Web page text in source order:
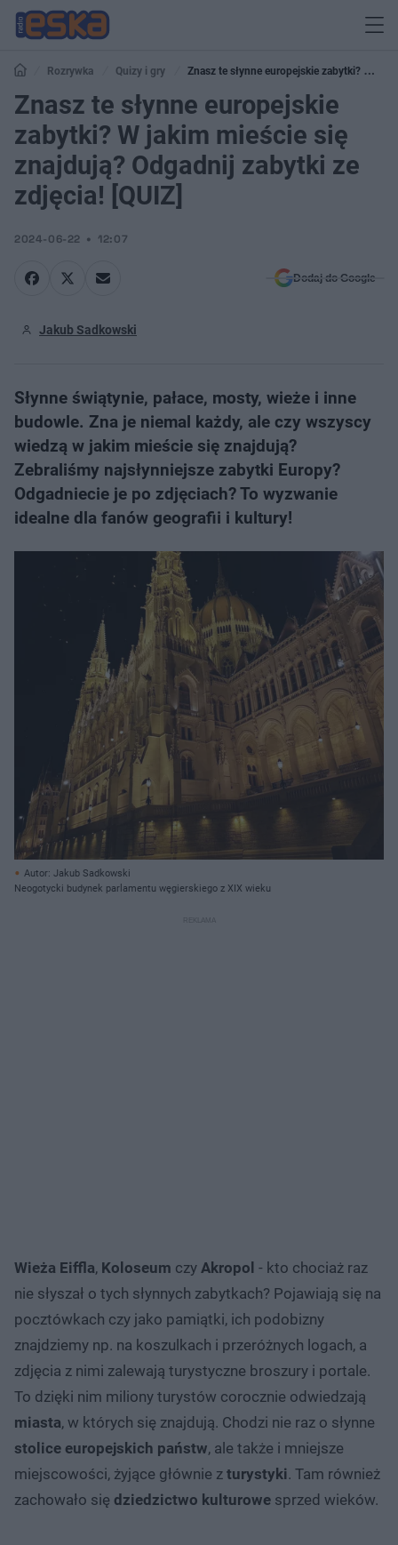
Rozrywka Quizy i gry
Znasz te słynne europejskie zabytki? W
jakim mieście się znajdują? Odgadnij zabytki ze zdjęcia! [QUIZ]
Znasz te słynne europejskie
zabytki? W jakim mieście się
znajdują? Odgadnij zabytki ze
zdjęcia! [QUIZ]
2024-06-22 12:07
Dodaj do Google
Jakub Sadkowski
Słynne świątynie, pałace, mosty, wieże i inne
budowle. Zna je niemal każdy, ale czy wszyscy
wiedzą w jakim mieście się znajdują?
Zebraliśmy najsłynniejsze zabytki Europy?
Odgadniecie je po zdjęciach? To wyzwanie
idealne dla fanów geografii i kultury!
Autor: Jakub Sadkowski
Neogotycki budynek parlamentu węgierskiego z XIX wieku
Wieża Eiffla, Koloseum czy Akropol - kto chociaż raz
nie słyszał o tych słynnych zabytkach? Pojawiają się na
pocztówkach czy jako pamiątki, ich podobizny
znajdziemy np. na koszulkach i przeróżnych logach, a
zdjęcia z nimi zalewają turystyczne broszury i portale.
To dzięki nim miliony turystów corocznie odwiedzają
miasta, w których się znajdują. Chodzi nie raz o słynne
stolice europejskich państw, ale także i mniejsze
miejscowości, żyjące głównie z turystyki. Tam również
zachowało się dziedzictwo kulturowe sprzed wieków.